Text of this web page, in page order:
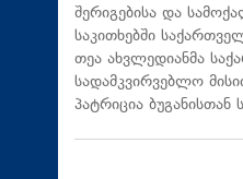
შერიგებისა და
საკითხებში
თეა ახვლედიანმა
სადამკვირვებლო
პატრიცია ბუგანისთან